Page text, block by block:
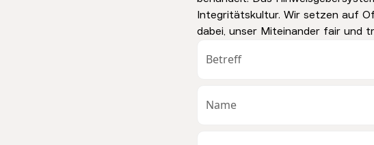
Integritätskultur. Wir setzen auf
dabei, unser Miteinander fair und